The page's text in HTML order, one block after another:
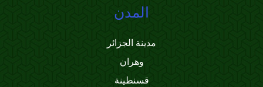
المدن
مدينة الجزائر
وهران
قسنطينة